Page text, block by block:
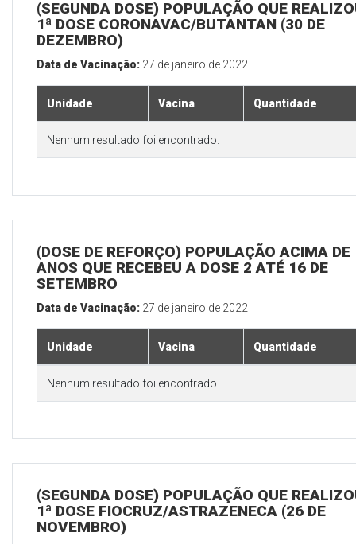
(SEGUNDA DOSE) POPULAÇÃO QUE
1ª DOSE CORONAVAC/BUTANTAN (30 DE
DEZEMBRO)
Data de Vacinação: 27 de janeiro de 2022
Unidade Vacina Quantidade
Nenhum resultado foi encontrado.
(DOSE DE REFORÇO) POPULAÇÃO ACIMA DE
ANOS QUE RECEBEU A DOSE 2 ATÉ 16 DE
SETEMBRO
Data de Vacinação: 27 de janeiro de 2022
Unidade Vacina Quantidade
Nenhum resultado foi encontrado.
(SEGUNDA DOSE) POPULAÇÃO QUE
1ª DOSE FIOCRUZ/ASTRAZENECA (26 DE
NOVEMBRO)